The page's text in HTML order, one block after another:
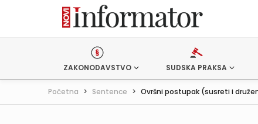
ZAKONODAVSTVO SUDSKA PRAKSA
Početna > Sentence > Ovršni postupak (susreti i